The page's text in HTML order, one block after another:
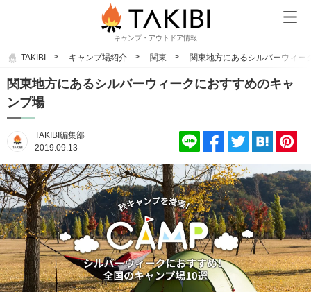
キャンプ・アウトドア情報
TAKIBI キャンプ場紹介 関東 関東地方にあるシルバーウィー
関東地方にあるシルバーウィークにおすすめのキャ
ンプ場
TAKIBI編集部
2019.09.13